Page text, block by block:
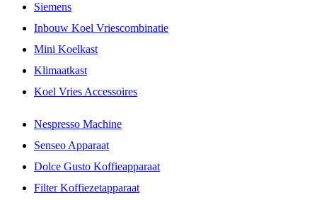
Siemens
Inbouw Koel Vriescombinatie
Mini Koelkast
Klimaatkast
Koel Vries Accessoires
Nespresso Machine
Senseo Apparaat
Dolce Gusto Koffieapparaat
Filter Koffiezetapparaat